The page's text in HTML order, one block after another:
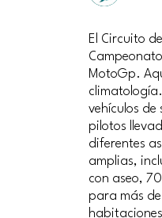
El Circuito
MotoGp.
vehículos
pilotos
diferentes
amplias,
con aseo,
para más